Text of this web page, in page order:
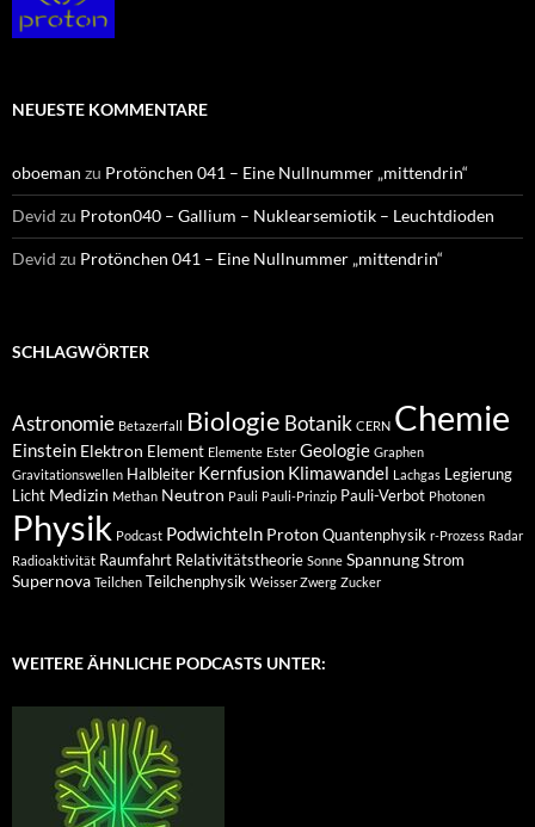
NEUESTE KOMMENTARE
oboeman zu Protönchen 041 – Eine Nullnummer „mittendrin“
Devid zu Proton040 – Gallium – Nuklearsemiotik – Leuchtdioden
Devid zu Protönchen 041 – Eine Nullnummer „mittendrin“
SCHLAGWÖRTER
Astronomie Betazerfall Biologie Botanik CERN Chemie
Einstein Elektron Element Elemente Ester Geologie Graphen
Gravitationswellen Halbleiter Kernfusion Klimawandel Lachgas Legierung
Licht Medizin Methan Neutron Pauli Pauli-Prinzip Pauli-Verbot Photonen
Physik Podcast Podwichteln Proton Quantenphysik r-Prozess Radar
Radioaktivität Raumfahrt Relativitätstheorie Sonne Spannung Strom
Supernova Teilchen Teilchenphysik Weisser Zwerg Zucker
WEITERE ÄHNLICHE PODCASTS UNTER: